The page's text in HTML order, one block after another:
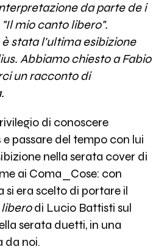
da parte de i
Il mio canto libero".
stata l'ultima esibizione
Abbiamo chiesto a Fabio
un racconto di
di conoscere
e passare del tempo con lui
nella serata cover di
ai Coma_Cose: con
si era scelto di portare il
di Lucio Battisti sul
serata duetti, in una
da noi.